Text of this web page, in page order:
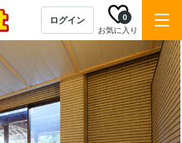
ログイン
お気に入り
0